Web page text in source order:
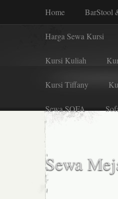
Home BarStool
Harga Sewa Kursi
Kursi Kuliah
Kursi Tiffany
Sewa SOFA
Sewa